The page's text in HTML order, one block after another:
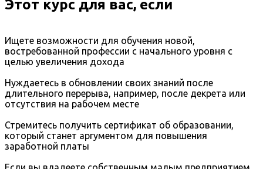
Этот курс для вас, если
Ищете возможности для обучения новой,
востребованной профессии с начального уровня с
целью увеличения дохода
Нуждаетесь в обновлении своих знаний после
длительного перерыва, например, после декрета или
отсутствия на рабочем месте
Стремитесь получить сертификат об образовании,
который станет аргументом для повышения
заработной платы